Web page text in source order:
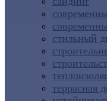
стильный
террасная